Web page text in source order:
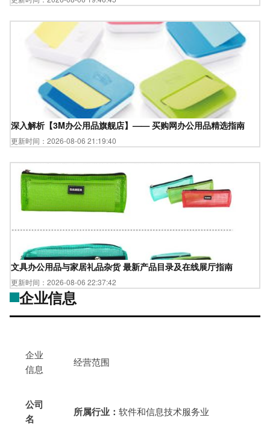
深入解析【3M办公用品旗舰店】—— 买购网办公用品精选指南
更新时间：2026-08-06 21:19:40
文具办公用品与家居礼品杂货 最新产品目录及在线展厅指南
更新时间：2026-08-06 22:37:42
企业信息
企业
信息
经营范围
公司
名
所属行业： 软件和信息技术服务业